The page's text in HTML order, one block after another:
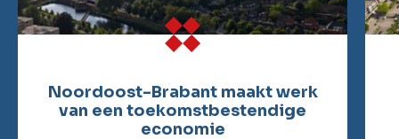
Noordoost-Brabant maakt werk
van een toekomstbestendige
economie